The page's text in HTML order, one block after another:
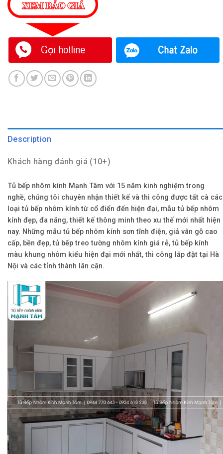
Description
Khách hàng đánh giá (10+)
Tủ bếp nhôm kính Mạnh Tâm với 15 năm kinh nghiệm trong
nghề, chúng tôi chuyên nhận thiết kế và thi công được tất cà các
loại tủ bếp nhôm kính từ cổ điển đến hiện đại, mẫu tủ bếp nhôm
kính đẹp, đa năng, thiết kế thông minh theo xu thế mới nhất hiện
nay. Những mẫu tủ bếp nhôm kính sơn tĩnh điện, giả vân gỗ cao
cấp, bền đẹp, tủ bếp treo tường nhôm kính giá rẻ, tủ bếp kính
màu khung nhôm kiểu hiện đại mới nhất, thi công lắp đặt tại Hà
Nội và các tỉnh thành lân cận.